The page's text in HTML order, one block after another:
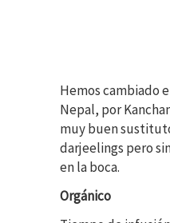
Hemos cambiado
Nepal, por
muy buen
darjeelings pero
en la boca.
Orgánico